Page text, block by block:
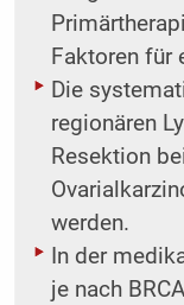
Faktoren für
Die
regionären
Resektion
werden.
In der
je nach